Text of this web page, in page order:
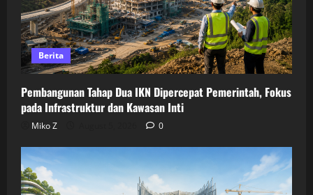
Berita
Pembangunan Tahap Dua IKN Dipercepat Pemerintah, Fokus
pada Infrastruktur dan Kawasan Inti
Miko Z 0